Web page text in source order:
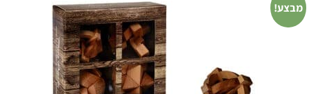
עמוד הבית עובדים ומתנדבים>הייטק>4 משחקים מעץ
מבצע!